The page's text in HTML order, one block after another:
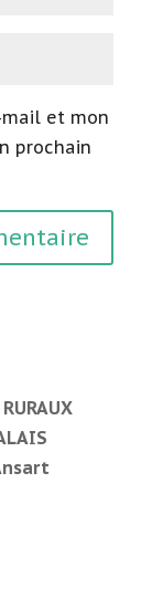
et mon
prochain